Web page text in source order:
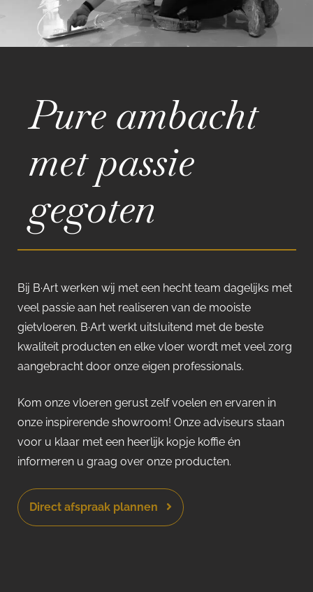
Pure ambacht
met passie
gegoten
Bij B·Art werken wij met een hecht team dagelijks met
veel passie aan het realiseren van de mooiste
gietvloeren. B·Art werkt uitsluitend met de beste
kwaliteit producten en elke vloer wordt met veel zorg
aangebracht door onze eigen professionals.
Kom onze vloeren gerust zelf voelen en ervaren in
onze inspirerende showroom! Onze adviseurs staan
voor u klaar met een heerlijk kopje koffie én
informeren u graag over onze producten.
Direct afspraak plannen